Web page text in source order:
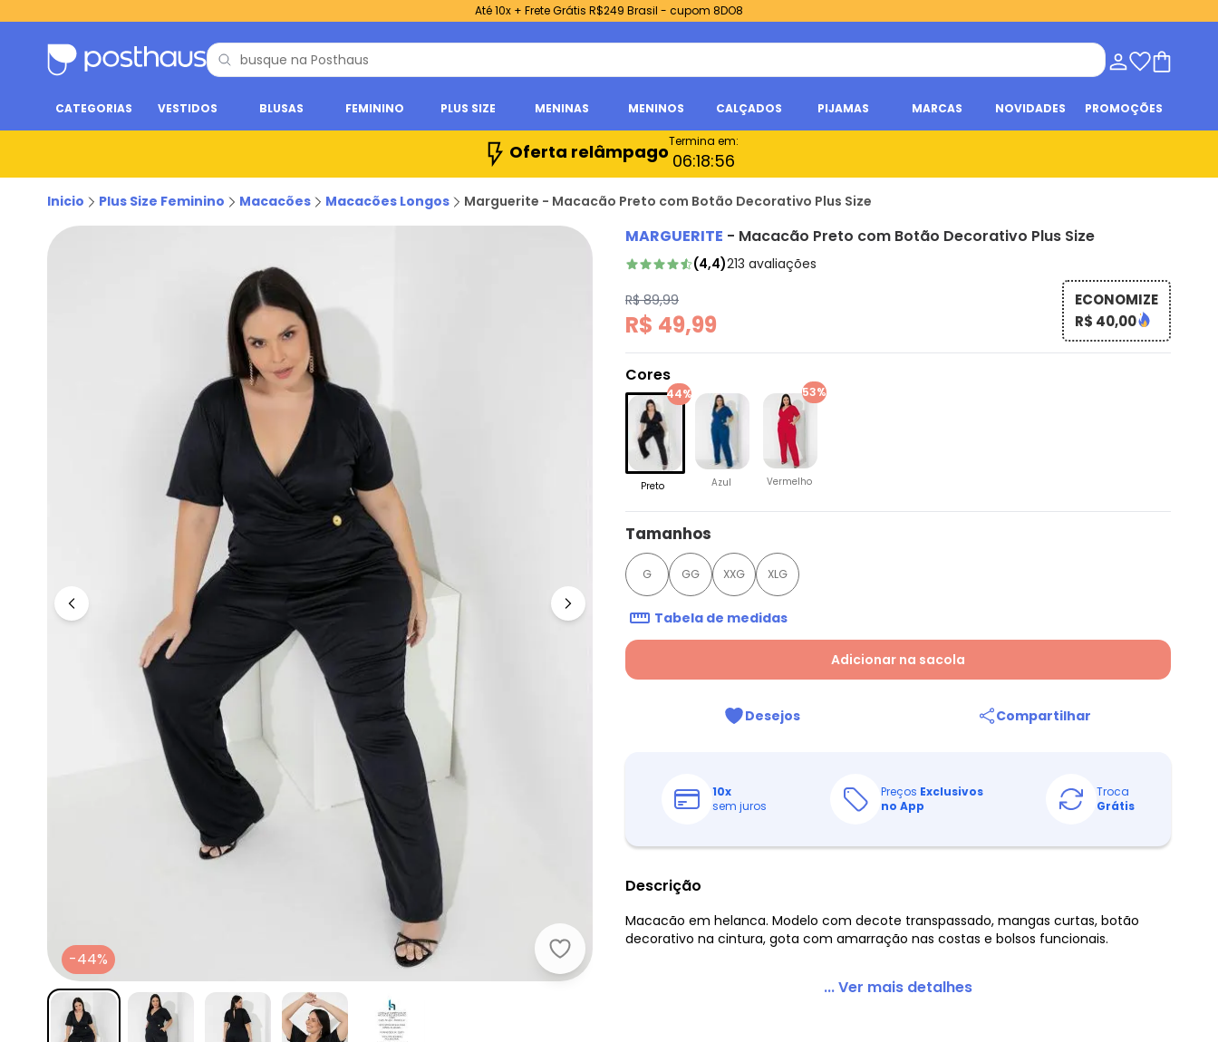
Até 10x + Frete Grátis R$249 Brasil - cupom 8DO8
CATEGORIAS VESTIDOS BLUSAS FEMININO PLUS SIZE MENINAS MENINOS CALÇADOS PIJAMAS MARCAS NOVIDADES PROMOÇÕES
Oferta relâmpagoTermina em:
06:18:55
Inicio Plus Size Feminino Macacões Macacões Longos Marguerite - Macacão Preto com Botão Decorativo Plus Size
Marguerite - Macacão Preto com Botão Decorativo Plus Size
-44%
MARGUERITE - Macacão Preto com Botão Decorativo Plus Size
(4,4)213 avaliações
R$ 89,99
R$ 49,99
ECONOMIZE
R$ 40,00
Cores
44%
Preto Azul
53%
Vermelho
Tamanhos
G GG XXG XLG
Tabela de medidas
Adicionar na sacola
Desejos Compartilhar
10x
sem juros
Preços Exclusivos
no App
Troca
Grátis
Descrição
Macacão em helanca. Modelo com decote transpassado, mangas curtas, botão
decorativo na cintura, gota com amarração nas costas e bolsos funcionais.
... Ver mais detalhes